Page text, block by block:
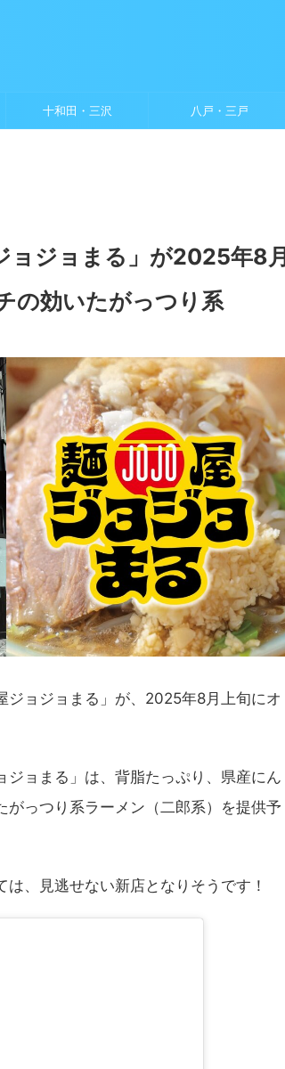
十和田・三沢 八戸・三戸
ョジョまる」が2025年8月
の効いたがっつり系
ジョジョまる」が、2025年8月上旬にオ
ョまる」は、背脂たっぷり、県産にん
っつり系ラーメン（二郎系）を提供予
、見逃せない新店となりそうです！